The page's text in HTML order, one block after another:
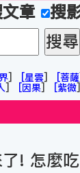
章 搜
] [星雲] [菩薩
] [因果] [紫微
! 怎麼